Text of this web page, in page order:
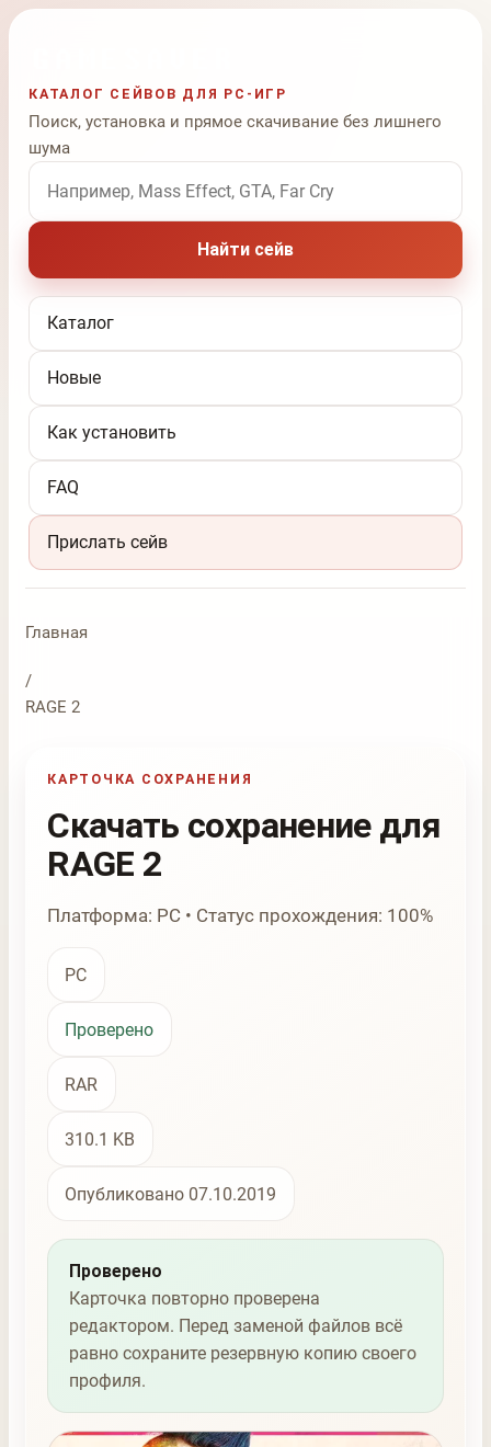
КАТАЛОГ СЕЙВОВ ДЛЯ PC-ИГР
Поиск, установка и прямое скачивание без лишнего
шума
Поиск по названию игры
Найти сейв
Каталог
Новые
Как установить
FAQ
Прислать сейв
Главная
/
RAGE 2
КАРТОЧКА СОХРАНЕНИЯ
Скачать сохранение для
RAGE 2
Платформа: PC • Статус прохождения: 100%
PC
Проверено
RAR
310.1 KB
Опубликовано 07.10.2019
Проверено
Карточка повторно проверена
редактором. Перед заменой файлов всё
равно сохраните резервную копию своего
профиля.